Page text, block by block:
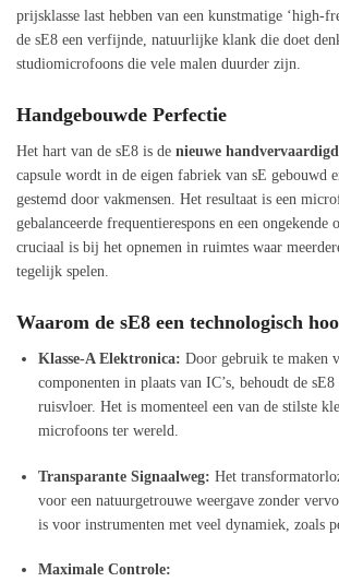
prijsklasse last hebben van een kunstmatige ‘high-
de sE8 een verfijnde, natuurlijke klank die doet
studiomicrofoons die vele malen duurder zijn.
Handgebouwde Perfectie
Het hart van de sE8 is de nieuwe
capsule wordt in de eigen fabriek van sE gebouwd
gestemd door vakmensen. Het resultaat is een
gebalanceerde frequentierespons en een
cruciaal is bij het opnemen in ruimtes waar
tegelijk spelen.
Waarom de sE8 een technologisch
Klasse-A Elektronica: Door gebruik te maken
componenten in plaats van IC’s, behoudt de
ruisvloer. Het is momenteel een van de stilste
microfoons ter wereld.
Transparante Signaalweg: Het
voor een natuurgetrouwe weergave zonder
is voor instrumenten met veel dynamiek, zoals
Maximale Controle: